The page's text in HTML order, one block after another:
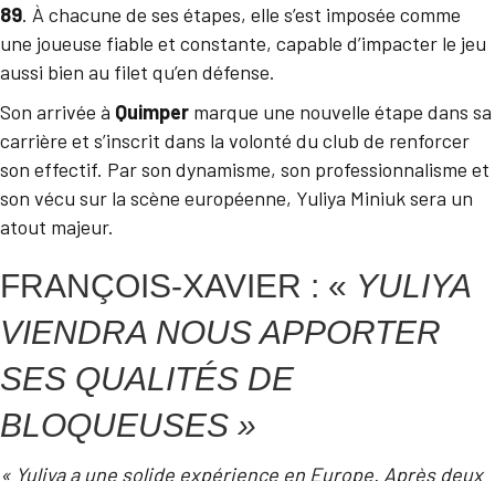
89. À chacune de ses étapes, elle s’est imposée comme
une joueuse fiable et constante, capable d’impacter le jeu
aussi bien au filet qu’en défense.
Son arrivée à Quimper marque une nouvelle étape dans sa
carrière et s’inscrit dans la volonté du club de renforcer
son effectif. Par son dynamisme, son professionnalisme et
son vécu sur la scène européenne, Yuliya Miniuk sera un
atout majeur.
FRANÇOIS-XAVIER : « YULIYA
VIENDRA NOUS APPORTER
SES QUALITÉS DE
BLOQUEUSES »
« Yuliya a une solide expérience en Europe. Après deux